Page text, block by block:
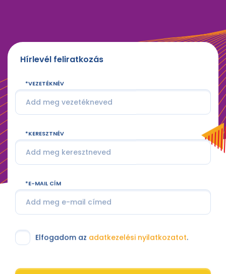
Hírlevél feliratkozás
VEZETÉKNÉV
KERESZTNÉV
E-MAIL CÍM
Elfogadom az adatkezelési nyilatkozatot.